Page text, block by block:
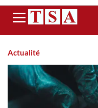
Menu
Actualité